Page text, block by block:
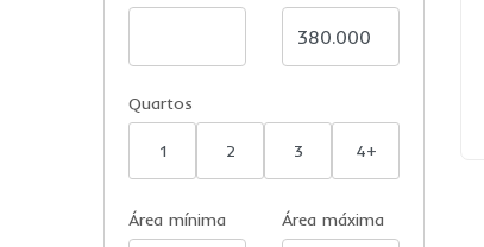
Quartos
1 2 3 4+
Área mínima Área máxima